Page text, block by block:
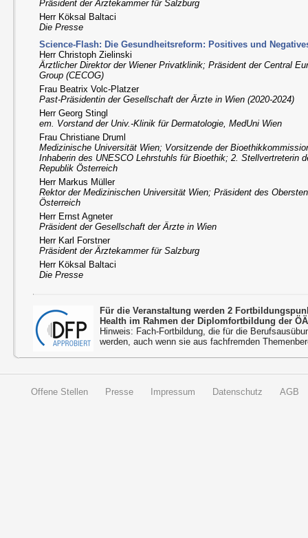
Präsident der Ärztekammer für Salzburg
Herr Köksal Baltaci
Die Presse
Science-Flash: Die Gesundheitsreform: Positives und
Herr Christoph Zielinski
Ärztlicher Direktor der Wiener Privatklinik; Präsident der Central
Group (CECOG)
Frau Beatrix Volc-Platzer
Past-Präsidentin der Gesellschaft der Ärzte in Wien (2020-2024)
Herr Georg Stingl
em. Vorstand der Univ.-Klinik für Dermatologie, MedUni Wien
Frau Christiane Druml
Medizinische Universität Wien; Vorsitzende der
Inhaberin des UNESCO Lehrstuhls für Bioethik; 2. Stellvertreterin
Republik Österreich
Herr Markus Müller
Rektor der Medizinischen Universität Wien; Präsident des
Österreich
Herr Ernst Agneter
Präsident der Gesellschaft der Ärzte in Wien
Herr Karl Forstner
Präsident der Ärztekammer für Salzburg
Herr Köksal Baltaci
Die Presse
Für die Veranstaltung werden 2
Health im Rahmen der Diplomfortbildung der
Hinweis: Fach-Fortbildung, die für die
werden, auch wenn sie aus fachfremden
Offene Stellen Presse Impressum Datenschutz AGB